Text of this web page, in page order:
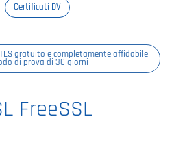
Certificati DV
TLS gratuito e completamente affidabile
di prova di 30 giorni
FreeSSL